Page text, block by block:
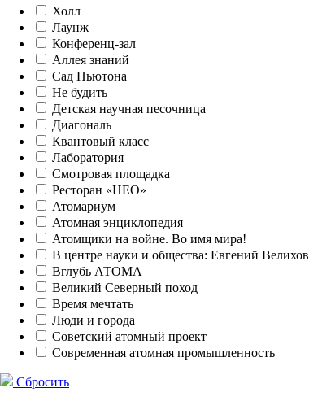
Холл
Лаунж
Конференц-зал
Аллея знаний
Сад Ньютона
Не будить
Детская научная песочница
Диагональ
Квантовый класс
Лаборатория
Смотровая площадка
Ресторан «НЕО»
Атомариум
Атомная энциклопедия
Атомщики на войне. Во имя мира!
В центре науки и общества: Евгений Велихов
Вглубь АТОМА
Великий Северный поход
Время мечтать
Люди и города
Советский атомный проект
Современная атомная промышленность
Сбросить